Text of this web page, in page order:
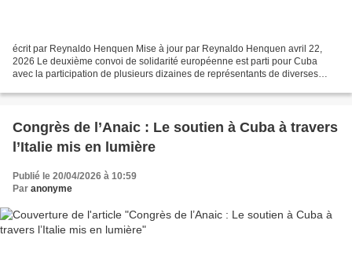
écrit par Reynaldo Henquen Mise à jour par Reynaldo Henquen avril 22,
2026 Le deuxième convoi de solidarité européenne est parti pour Cuba
avec la participation de plusieurs dizaines de représentants de diverses
Congrès de l’Anaic : Le soutien à Cuba à travers
l’Italie mis en lumière
Publié le 20/04/2026 à 10:59
Par anonyme